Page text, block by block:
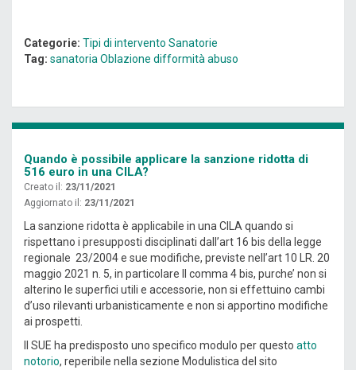
Categorie: Tipi di intervento Sanatorie
Tag: sanatoria Oblazione difformità abuso
Quando è possibile applicare la sanzione ridotta di
516 euro in una CILA?
Creato il: 23/11/2021
Aggiornato il: 23/11/2021
La sanzione ridotta è applicabile in una CILA quando si
rispettano i presupposti disciplinati dall’art 16 bis della legge
regionale 23/2004 e sue modifiche, previste nell’art 10 LR. 20
maggio 2021 n. 5, in particolare Il comma 4 bis, purche’ non si
alterino le superfici utili e accessorie, non si effettuino cambi
d’uso rilevanti urbanisticamente e non si apportino modifiche
ai prospetti.
Il SUE ha predisposto uno specifico modulo per questo atto
notorio, reperibile nella sezione Modulistica del sito